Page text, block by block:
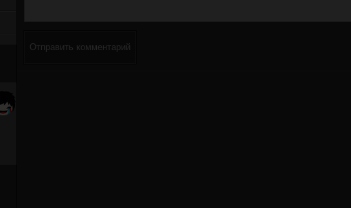
Отправить комментарий